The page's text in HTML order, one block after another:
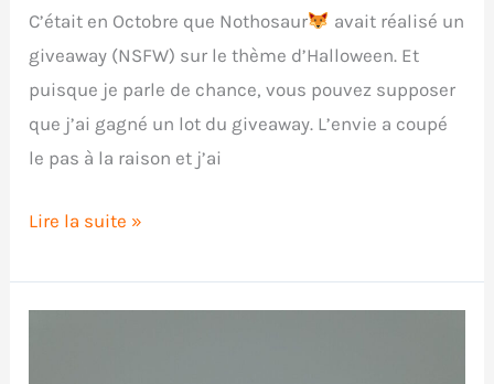
C’était en Octobre que Nothosaur
avait réalisé un
giveaway (NSFW) sur le thème d’Halloween. Et
puisque je parle de chance, vous pouvez supposer
que j’ai gagné un lot du giveaway. L’envie a coupé
le pas à la raison et j’ai
Critique
la
Lire la suite »